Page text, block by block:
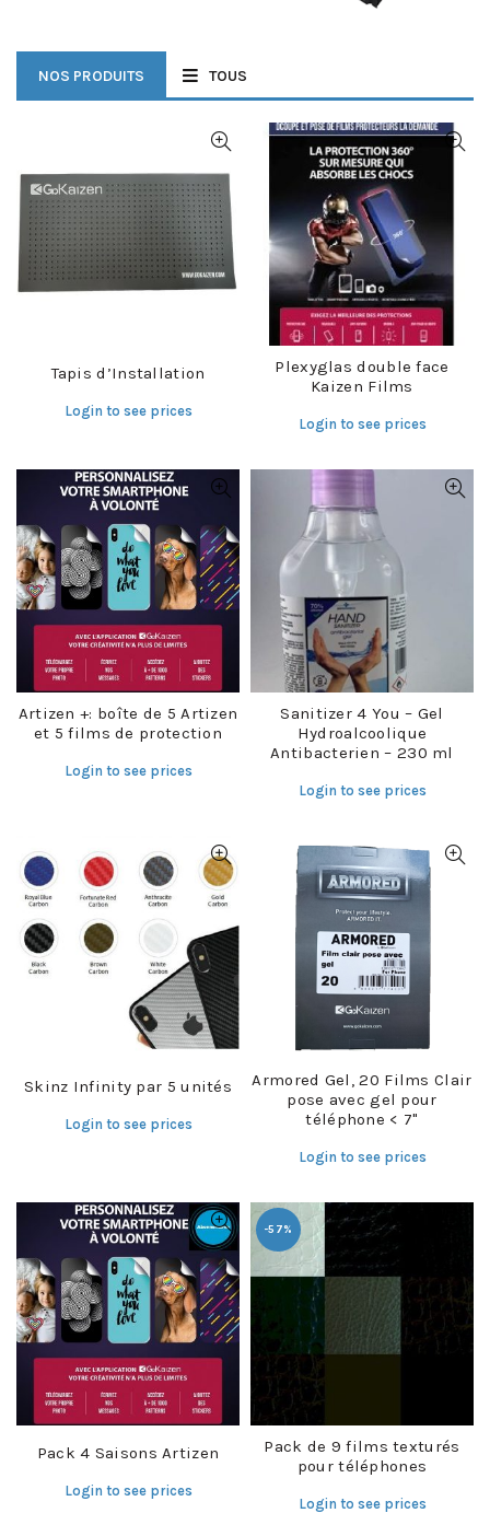
NOS PRODUITS TOUS
Tapis d’Installation
Login to see prices
Plexyglas double face
Kaizen Films
Login to see prices
Artizen +: boîte de 5 Artizen
et 5 films de protection
Login to see prices
Sanitizer 4 You – Gel
Hydroalcoolique
Antibacterien – 230 ml
Login to see prices
Skinz Infinity par 5 unités
Login to see prices
Armored Gel, 20 Films Clair
pose avec gel pour
téléphone < 7"
Login to see prices
Pack 4 Saisons Artizen
Login to see prices
-57%
Pack de 9 films texturés
pour téléphones
Login to see prices